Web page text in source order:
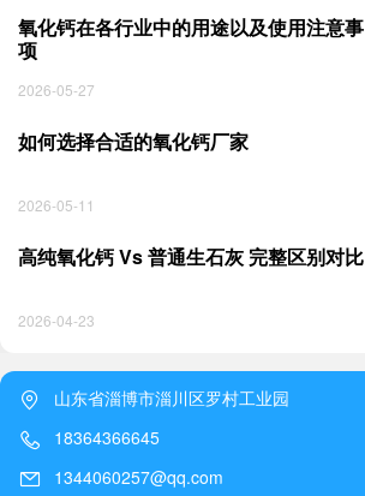
氧化钙在各行业中的用途以及使用注意事
项
2026-05-27
如何选择合适的氧化钙厂家
2026-05-11
高纯氧化钙 Vs 普通生石灰 完整区别对比
2026-04-23
山东省淄博市淄川区罗村工业园
18364366645
1344060257@qq.com